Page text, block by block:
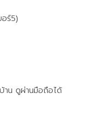
ร์5)
าน ดูผ่านมือถือได้